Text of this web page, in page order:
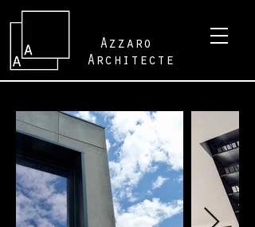
Architecte
Azzaro